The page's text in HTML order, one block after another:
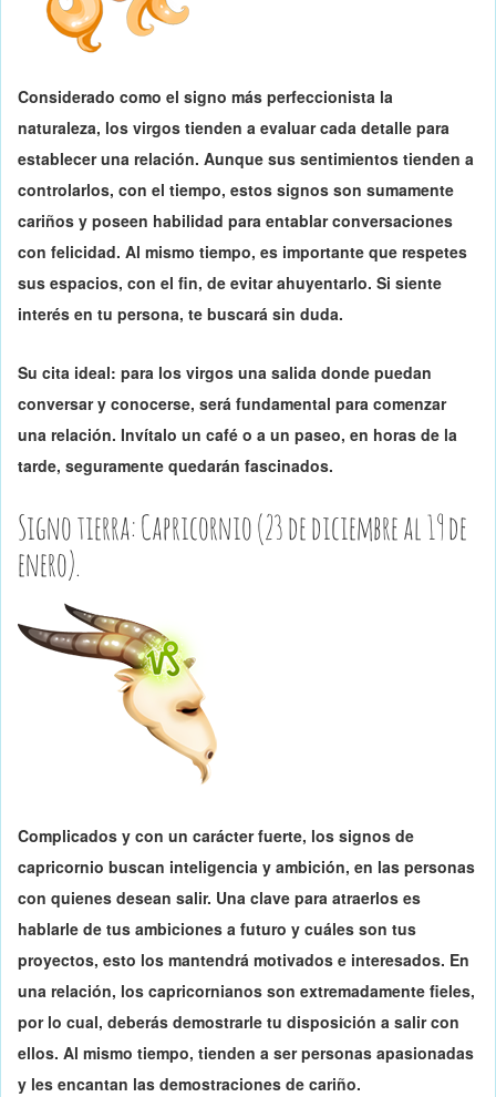
Considerado como el signo más perfeccionista la
naturaleza, los virgos tienden a evaluar cada detalle para
establecer una relación. Aunque sus sentimientos tienden a
controlarlos, con el tiempo, estos signos son sumamente
cariños y poseen habilidad para entablar conversaciones
con felicidad. Al mismo tiempo, es importante que respetes
sus espacios, con el fin, de evitar ahuyentarlo. Si siente
interés en tu persona, te buscará sin duda.
Su cita ideal: para los virgos una salida donde puedan
conversar y conocerse, será fundamental para comenzar
una relación. Invítalo un café o a un paseo, en horas de la
tarde, seguramente quedarán fascinados.
Signo tierra: Capricornio (23 de diciembre al 19 de
enero).
Complicados y con un carácter fuerte, los signos de
capricornio buscan inteligencia y ambición, en las personas
con quienes desean salir. Una clave para atraerlos es
hablarle de tus ambiciones a futuro y cuáles son tus
proyectos, esto los mantendrá motivados e interesados. En
una relación, los capricornianos son extremadamente fieles,
por lo cual, deberás demostrarle tu disposición a salir con
ellos. Al mismo tiempo, tienden a ser personas apasionadas
y les encantan las demostraciones de cariño.